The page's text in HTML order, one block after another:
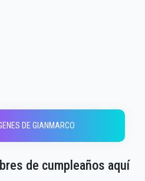
DE GIANMARCO
de cumpleaños aquí